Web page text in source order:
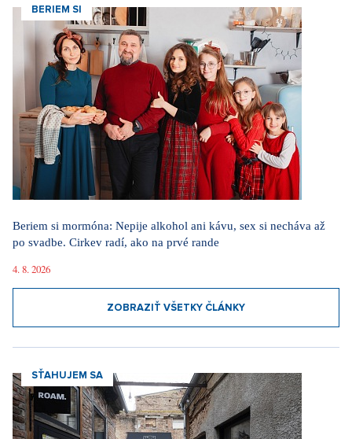
BERIEM SI
Beriem si mormóna: Nepije alkohol ani kávu, sex si necháva až
po svadbe. Cirkev radí, ako na prvé rande
4. 8. 2026
ZOBRAZIŤ VŠETKY ČLÁNKY
SŤAHUJEM SA